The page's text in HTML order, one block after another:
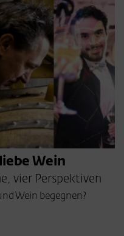
Wein
vier Perspektiven
Wein begegnen?